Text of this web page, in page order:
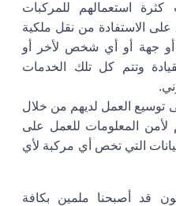
استعمالهم للمركبات
الاستفادة من نقل ملكية
جهة أو أي شخص لأخر أو
وتتم كل تلك الخدمات
توسيع العمل لديهم من خلال
لأمن المعلومات للعمل على
التي تخص أي مركبة لأي
قد أصبحنا ملمين بكافة